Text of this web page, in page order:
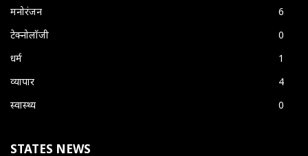
मनोरंजन
6
टेक्नोलॉजी
0
धर्म
1
व्यापार
4
स्वास्थ्य
0
STATES NEWS